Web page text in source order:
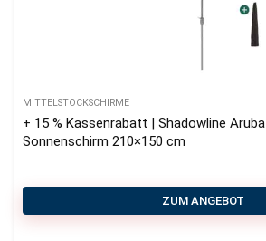
MITTELSTOCKSCHIRME
+ 15 % Kassenrabatt | Shadowline Aruba
Sonnenschirm 210×150 cm
ZUM ANGEBOT